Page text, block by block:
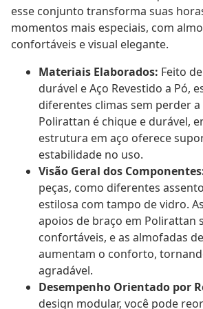
esse conjunto transforma suas
momentos mais especiais, com
confortáveis e visual elegante.
Materiais Elaborados: Feito
durável e Aço Revestido a Pó,
diferentes climas sem perder a
Polirattan é chique e durável,
estrutura em aço oferece
estabilidade no uso.
Visão Geral dos
peças, como diferentes
estilosa com tampo de vidro.
apoios de braço em Polirattan
confortáveis, e as almofadas
aumentam o conforto,
agradável.
Desempenho Orientado por
design modular, você pode